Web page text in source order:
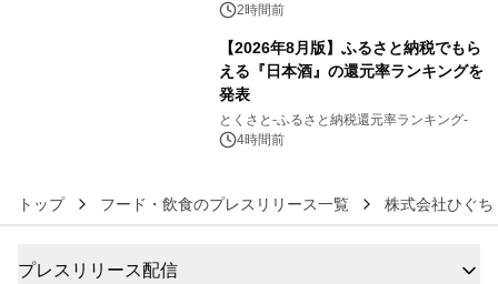
2時間前
【2026年8月版】ふるさと納税でもら
える『日本酒』の還元率ランキングを
発表
とくさと-ふるさと納税還元率ランキング-
4時間前
トップ フード・飲食のプレスリリース一覧 株式会社ひぐち
プレスリリース配信